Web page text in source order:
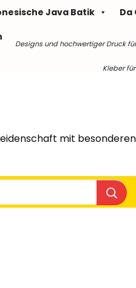
Java Batik Da
Designs und hochwertiger Druck
Kleber
mit